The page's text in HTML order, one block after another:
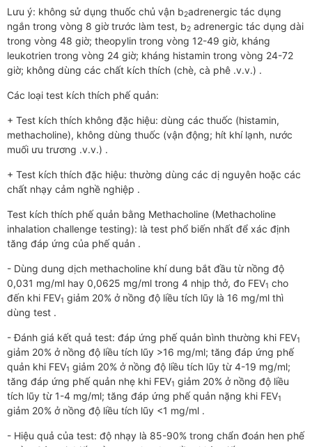
Lưu ý: không sử dụng thuốc chủ vận b2adrenergic tác dụng
ngắn trong vòng 8 giờ trước làm test, b2 adrenergic tác dụng dài
trong vòng 48 giờ; theopylin trong vòng 12-49 giờ, kháng
leukotrien trong vòng 24 giờ; kháng histamin trong vòng 24-72
giờ; không dùng các chất kích thích (chè, cà phê .v.v.) .
Các loại test kích thích phế quản:
+ Test kích thích không đặc hiệu: dùng các thuốc (histamin,
methacholine), không dùng thuốc (vận động; hít khí lạnh, nước
muối ưu trương .v.v.) .
+ Test kích thích đặc hiệu: thường dùng các dị nguyên hoặc các
chất nhạy cảm nghề nghiệp .
Test kích thích phế quản bằng Methacholine (Methacholine
inhalation challenge testing): là test phổ biến nhất để xác định
tăng đáp ứng của phế quản .
- Dùng dung dịch methacholine khí dung bắt đầu từ nồng độ
0,031 mg/ml hay 0,0625 mg/ml trong 4 nhịp thở, đo FEV1 cho
đến khi FEV1 giảm 20% ở nồng độ liều tích lũy là 16 mg/ml thì
dùng test .
- Đánh giá kết quả test: đáp ứng phế quản bình thường khi FEV1
giảm 20% ở nồng độ liều tích lũy >16 mg/ml; tăng đáp ứng phế
quản khi FEV1 giảm 20% ở nồng độ liều tích lũy từ 4-19 mg/ml;
tăng đáp ứng phế quản nhẹ khi FEV1 giảm 20% ở nồng độ liều
tích lũy từ 1-4 mg/ml; tăng đáp ứng phế quản nặng khi FEV1
giảm 20% ở nồng độ liều tích lũy <1 mg/ml .
- Hiệu quả của test: độ nhạy là 85-90% trong chẩn đoán hen phế